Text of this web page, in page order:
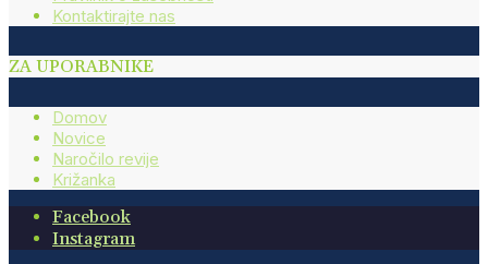
Kontaktirajte nas
ZA UPORABNIKE
Domov
Novice
Naročilo revije
Križanka
Facebook
Instagram